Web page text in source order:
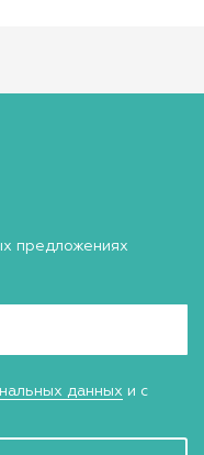
предложениях
данных и с